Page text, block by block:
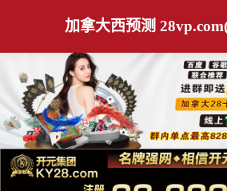
加拿大西预测